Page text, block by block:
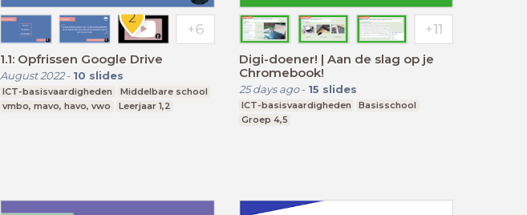
1.1: Opfrissen Google Drive
August 2022- 10 slides
ICT-basisvaardigheden
Middelbare school
vmbo, mavo, havo, vwo
Leerjaar 1,2
Digi-doener! | Aan de slag op je
Chromebook!
25 days ago- 15 slides
ICT-basisvaardigheden
Basisschool
Groep 4,5